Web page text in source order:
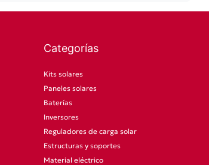
Categorías
Kits solares
Paneles solares
Baterías
Inversores
Reguladores de carga solar
Estructuras y soportes
Material eléctrico